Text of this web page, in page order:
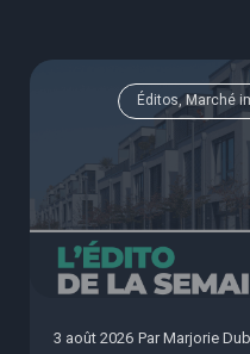
Éditos, Marché
3 août 2026 Par Marjorie